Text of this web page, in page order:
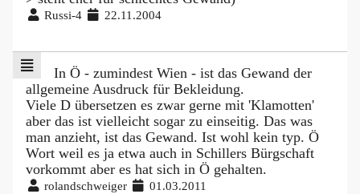
Russi-4 22.11.2004
In Ö - zumindest Wien - ist das Gewand der
allgemeine Ausdruck für Bekleidung.
Viele D übersetzen es zwar gerne mit 'Klamotten'
aber das ist vielleicht sogar zu einseitig. Das was
man anzieht, ist das Gewand. Ist wohl kein typ. Ö
Wort weil es ja etwa auch in Schillers Bürgschaft
vorkommt aber es hat sich in Ö gehalten.
rolandschweiger 01.03.2011